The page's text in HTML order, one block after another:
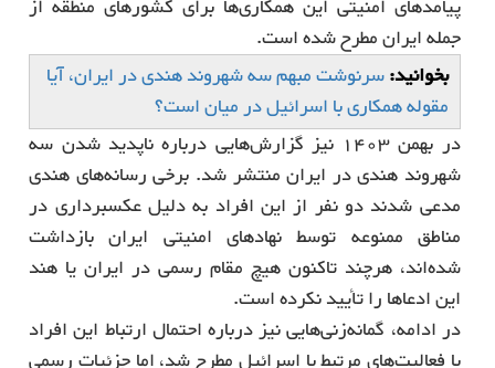
پیامدهای امنیتی این همکاری‌ها برای کشورهای منطقه از
جمله ایران مطرح شده است.
بخوانید:سرنوشت مبهم سه شهروند هندی در ایران، آیا
مقوله همکاری با اسرائیل در میان است؟
در بهمن 1403 نیز گزارش‌هایی درباره ناپدید شدن سه
شهروند هندی در ایران منتشر شد. برخی رسانه‌های هندی
مدعی شدند دو نفر از این افراد به دلیل عکسبرداری در
مناطق ممنوعه توسط نهادهای امنیتی ایران بازداشت
شده‌اند، هرچند تاکنون هیچ مقام رسمی در ایران یا هند
این ادعاها را تأیید نکرده است.
در ادامه، گمانه‌زنی‌هایی نیز درباره احتمال ارتباط این افراد